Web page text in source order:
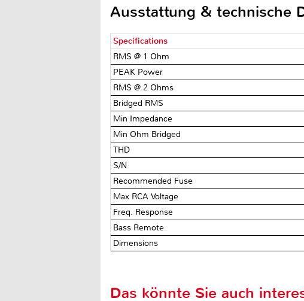
Ausstattung & technische
Specifications
RMS @ 1 Ohm
PEAK Power
RMS @ 2 Ohms
Bridged RMS
Min Impedance
Min Ohm Bridged
THD
S/N
Recommended Fuse
Max RCA Voltage
Freq. Response
Bass Remote
Dimensions
Das könnte Sie auch